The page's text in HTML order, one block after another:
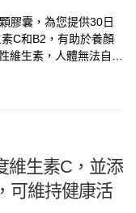
膠囊，為您提供30日
C和B2，有助於養顏
維生素，人體無法自行
常外食或需要加強營
維生素C，並添
可維持健康活